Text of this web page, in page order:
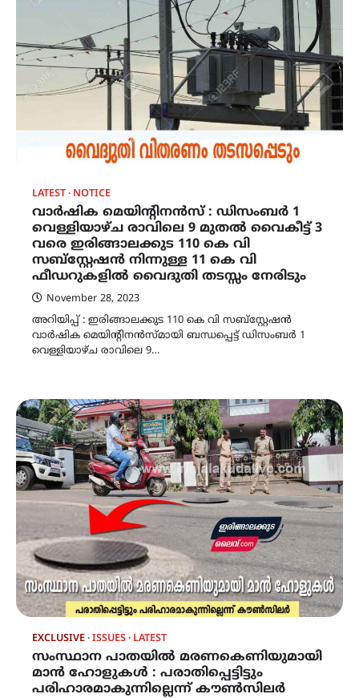
LATEST NOTICE
വാർഷിക മെയിന്റിനൻസ് : ഡിസംബർ 1
വെള്ളിയാഴ്ച രാവിലെ 9 മുതൽ വൈകീട്ട് 3
വരെ ഇരിങ്ങാലക്കുട 110 കെ വി
സബ്സ്റ്റേഷൻ നിന്നുള്ള 11 കെ വി
ഫീഡറുകളിൽ വൈദുതി തടസ്സം നേരിടും
November 28, 2023
അറിയിപ്പ് : ഇരിങ്ങാലക്കുട 110 കെ വി സബ്സ്റ്റേഷൻ
വാർഷിക മെയിന്റിനൻസ്മായി ബന്ധപ്പെട്ട് ഡിസംബർ 1
വെള്ളിയാഴ്ച രാവിലെ 9…
EXCLUSIVE ISSUES LATEST
സംസ്ഥാന പാതയിൽ മരണകെണിയുമായി
മാൻ ഹോളുകൾ : പരാതിപ്പെട്ടിട്ടും
പരിഹാരമാകുന്നില്ലെന്ന് കൗൺസിലർ